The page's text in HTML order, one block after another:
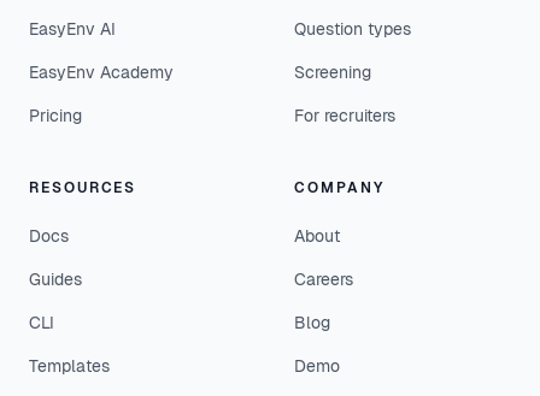
EasyEnv AI
EasyEnv Academy
Pricing
Question types
Screening
For recruiters
RESOURCES
Docs
Guides
CLI
Templates
COMPANY
About
Careers
Blog
Demo